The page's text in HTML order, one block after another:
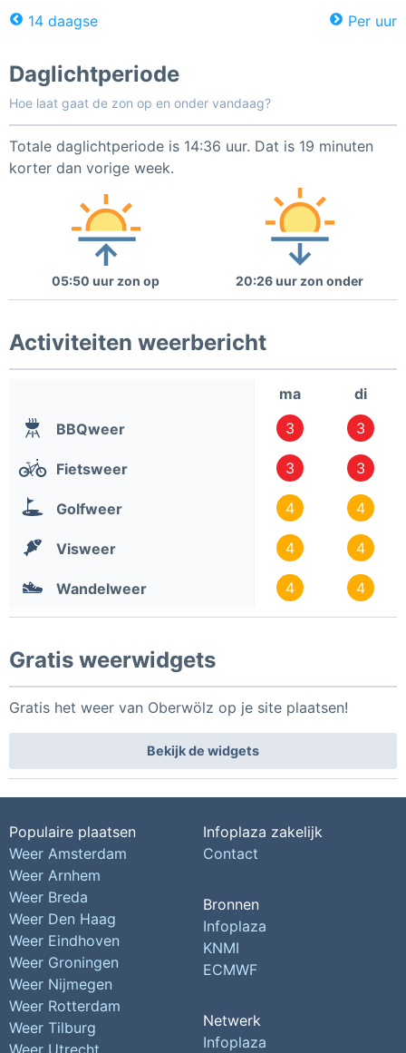
14 daagse Per uur
Daglichtperiode
Hoe laat gaat de zon op en onder vandaag?
Totale daglichtperiode is 14:36 uur. Dat is 19 minuten
korter dan vorige week.
05:50 uur zon op 20:26 uur zon onder
Activiteiten weerbericht
ma
di
BBQweer
3 3
Fietsweer 3 3
Golfweer 4 4
Visweer 4 4
Wandelweer 4 4
Gratis weerwidgets
Gratis het weer van Oberwölz op je site plaatsen!
Bekijk de widgets
Populaire plaatsen
Weer Amsterdam
Weer Arnhem
Weer Breda
Weer Den Haag
Weer Eindhoven
Weer Groningen
Weer Nijmegen
Weer Rotterdam
Weer Tilburg
Infoplaza zakelijk
Contact
Bronnen
Infoplaza
KNMI
ECMWF
Netwerk
Infoplaza